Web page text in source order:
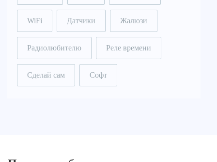
WiFi Датчики Жалюзи
Радиолюбителю Реле времени
Сделай сам Софт